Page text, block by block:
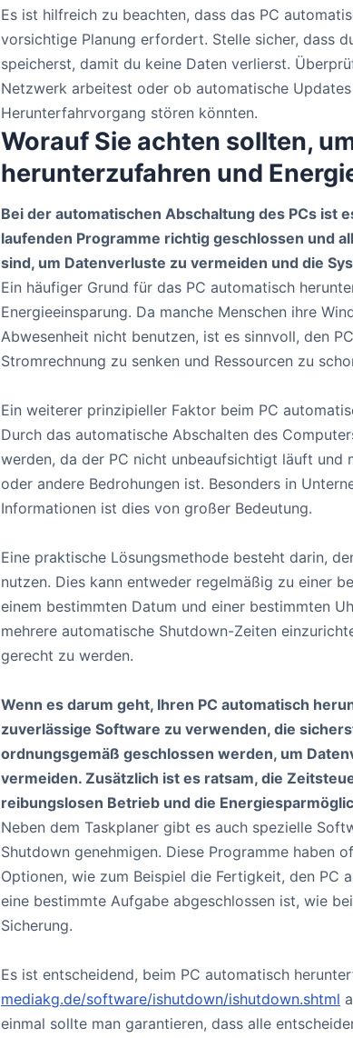
Es ist hilfreich zu beachten, dass das PC
vorsichtige Planung erfordert. Stelle sicher, dass
speicherst, damit du keine Daten verlierst.
Netzwerk arbeitest oder ob automatische
Herunterfahrvorgang stören könnten.
Worauf Sie achten sollten,
herunterzufahren und
Bei der automatischen Abschaltung des PCs ist
laufenden Programme richtig geschlossen und
sind, um Datenverluste zu vermeiden und die
Ein häufiger Grund für das PC automatisch
Energieeinsparung. Da manche Menschen ihre
Abwesenheit nicht benutzen, ist es sinnvoll, den
Stromrechnung zu senken und Ressourcen zu
Ein weiterer prinzipieller Faktor beim PC
Durch das automatische Abschalten des
werden, da der PC nicht unbeaufsichtigt läuft
oder andere Bedrohungen ist. Besonders in
Informationen ist dies von großer Bedeutung.
Eine praktische Lösungsmethode besteht darin,
nutzen. Dies kann entweder regelmäßig zu einer
einem bestimmten Datum und einer bestimmten
mehrere automatische Shutdown-Zeiten
gerecht zu werden.
Wenn es darum geht, Ihren PC automatisch
zuverlässige Software zu verwenden, die
ordnungsgemäß geschlossen werden, um
vermeiden. Zusätzlich ist es ratsam, die
reibungslosen Betrieb und die
Neben dem Taskplaner gibt es auch spezielle
Shutdown genehmigen. Diese Programme haben
Optionen, wie zum Beispiel die Fertigkeit, den PC
eine bestimmte Aufgabe abgeschlossen ist, wie
Sicherung.
Es ist entscheidend, beim PC automatisch
mediakg.de/software/ishutdown/ishutdown.shtml
einmal sollte man garantieren, dass alle